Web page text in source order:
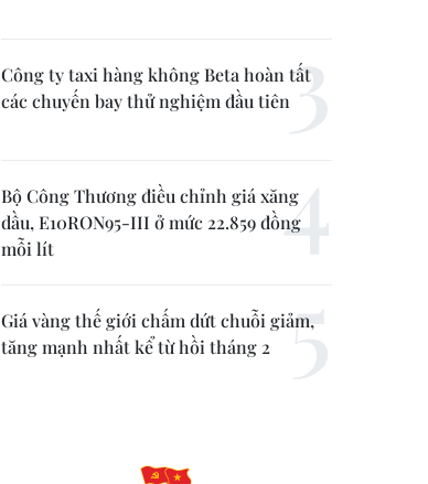
Công ty taxi hàng không Beta hoàn tất
các chuyến bay thử nghiệm đầu tiên
Bộ Công Thương điều chỉnh giá xăng
dầu, E10RON95-III ở mức 22.859 đồng
mỗi lít
Giá vàng thế giới chấm dứt chuỗi giảm,
tăng mạnh nhất kể từ hồi tháng 2